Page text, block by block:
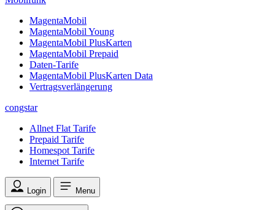
MagentaMobil
MagentaMobil Young
MagentaMobil PlusKarten
MagentaMobil Prepaid
Daten-Tarife
MagentaMobil PlusKarten Data
Vertragsverlängerung
congstar
Allnet Flat Tarife
Prepaid Tarife
Homespot Tarife
Internet Tarife
Login Menu